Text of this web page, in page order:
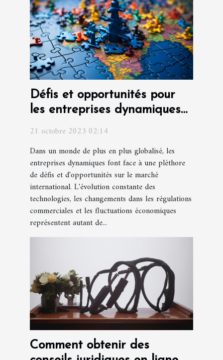
Défis et opportunités pour
les entreprises dynamiques
sur le marché international
21 octobre 2023 02:14
Dans un monde de plus en plus globalisé, les
entreprises dynamiques font face à une pléthore
de défis et d'opportunités sur le marché
international. L'évolution constante des
technologies, les changements dans les régulations
commerciales et les fluctuations économiques
représentent autant de...
Comment obtenir des